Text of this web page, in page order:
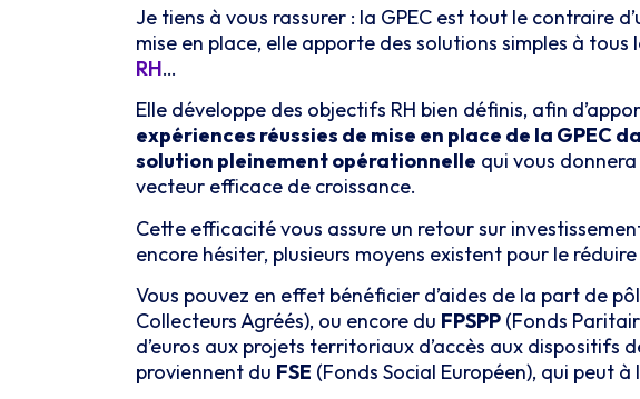
Je tiens à vous rassurer : la GPEC est tout le contraire
mise en place, elle apporte des solutions simples à tous
RH…
Elle développe des objectifs RH bien définis, afin
expériences réussies de mise en place de la GPEC
solution pleinement opérationnelle qui vous
vecteur efficace de croissance.
Cette efficacité vous assure un retour sur
encore hésiter, plusieurs moyens existent pour le
Vous pouvez en effet bénéficier d’aides de la part de
Collecteurs Agréés), ou encore du FPSPP (Fonds
d’euros aux projets territoriaux d’accès aux dispositifs
proviennent du FSE (Fonds Social Européen), qui peut